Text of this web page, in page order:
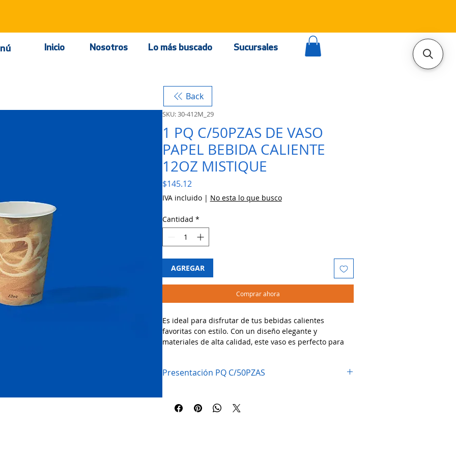
Inicio Nosotros Lo más buscado Sucursales
Back
SKU: 30-412M_29
1 PQ C/50PZAS DE VASO
PAPEL BEBIDA CALIENTE
12OZ MISTIQUE
$145.12Precio
IVA incluido| No esta lo que busco
Cantidad *
AGREGAR
Comprar ahora
Es ideal para disfrutar de tus bebidas calientes
favoritas con estilo. Con un diseño elegante y
materiales de alta calidad, este vaso es perfecto para
✔ Perfecto para café, té, chocolate caliente y otras
bebidas calientes.
Presentación PQ C/50PZAS